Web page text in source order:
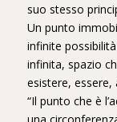
suo stesso
Un punto
infinite
infinita, spazio
esistere, essere,
“Il punto che è